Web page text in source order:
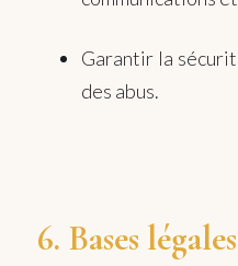
Garantir la
des abus.
6. Bases